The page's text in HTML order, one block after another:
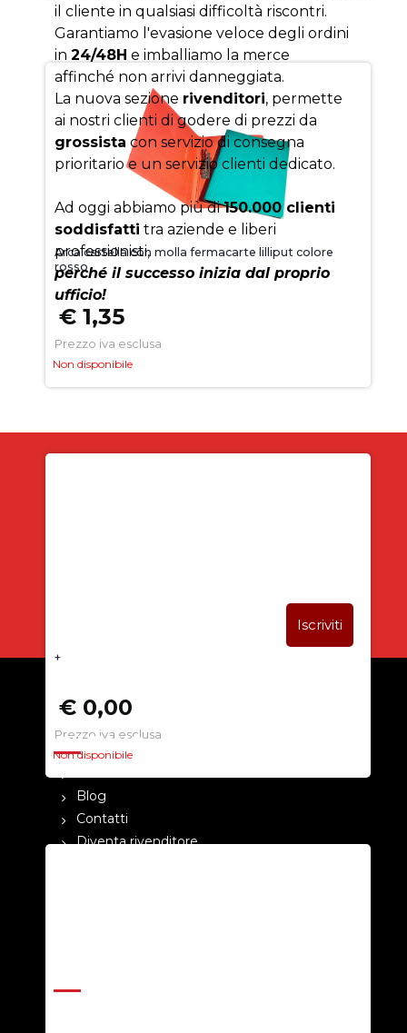
Arca cartella con molla fermacarte lilliput colore
rosso
€ 1,35
Prezzo iva esclusa
Non disponibile
+
€ 0,00
Prezzo iva esclusa
Non disponibile
il cliente in qualsiasi difficoltà riscontri.
Garantiamo l'evasione veloce degli ordini
in 24/48H e imballiamo la merce
affinché non arrivi danneggiata.
La nuova sezione rivenditori, permette
ai nostri clienti di godere di prezzi da
grossista con servizio di consegna
prioritario e un servizio clienti dedicato.
Ad oggi abbiamo più di150.000 clienti
soddisfatti tra aziende e liberi
professionisti,
perché il successo inizia dal proprio
ufficio!
CHI SIAMO
Blog
Contatti
Diventa rivenditore